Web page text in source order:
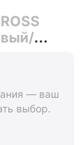
— ваш
выбор.